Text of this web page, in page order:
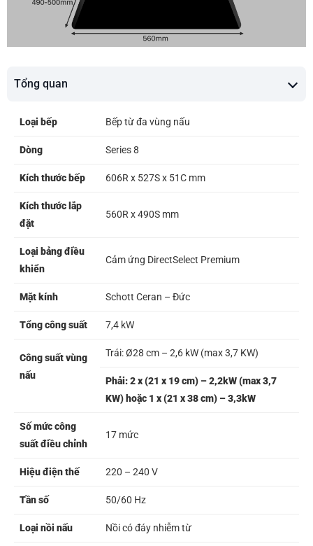
Tổng quan
Loại bếp Bếp từ đa vùng nấu
Dòng Series 8
Kích thước bếp 606R x 527S x 51C mm
Kích thước lắp
đặt
560R x 490S mm
Loại bảng điều
khiển
Cảm ứng DirectSelect Premium
Mặt kính Schott Ceran – Đức
Tổng công suất 7,4 kW
Công suất vùng
nấu
Trái: Ø28 cm – 2,6 kW (max 3,7 KW)
Phải: 2 x (21 x 19 cm) – 2,2kW (max 3,7
KW) hoặc 1 x (21 x 38 cm) – 3,3kW
Số mức công
suất điều chỉnh
17 mức
Hiệu điện thế 220 – 240 V
Tần số 50/60 Hz
Loại nồi nấu Nồi có đáy nhiễm từ